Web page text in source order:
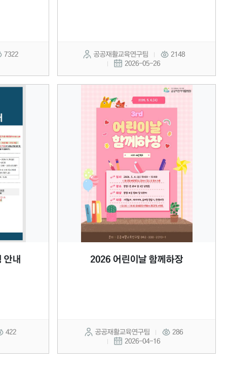
7322 공공재활교육연구팀
2148
2026-05-26
안내
422
2026 어린이날 함께하장
공공재활교육연구팀
286
2026-04-16